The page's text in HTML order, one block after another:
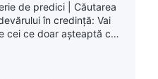
lui Dumnezeu „Cum să
adevărul (14)” Partea
de predici | Căutarea
în credință: Vai
cei ce doar așteaptă ca